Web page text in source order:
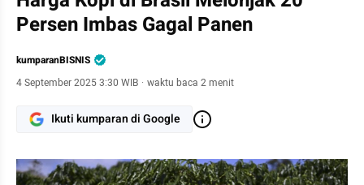
Persen Imbas Gagal Panen
kumparanBISNIS
4 September 2025 3:30 WIB · waktu baca 2 menit
Ikuti kumparan di Google